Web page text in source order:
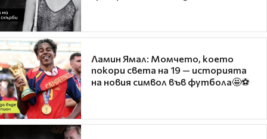
Ламин Ямал: Момчето, което
покори света на 19 — историята
на новия символ във футбола🤩⚽